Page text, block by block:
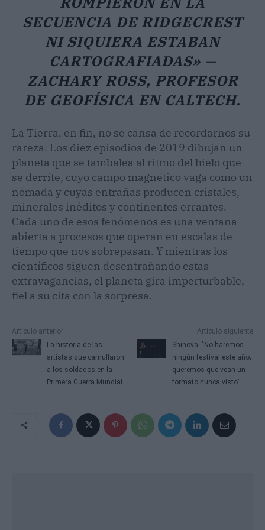
SECUENCIA DE RIDGECREST
NI SIQUIERA ESTABAN
CARTOGRAFIADAS» —
ZACHARY ROSS, PROFESOR
DE GEOFÍSICA EN CALTECH.
La Tierra, en fin, no se cansa de recordarnos su
rareza. Los diez episodios de 2019 dibujan un
planeta que se tambalea al ritmo del hielo que
se derrite, cuyo campo magnético vaga como un
nómada y cuyas entrañas producen cristales,
minerales inéditos y continentes errantes.
Cada uno de esos fenómenos es una ventana
abierta a procesos que operan en escalas de
tiempo que nos sobrepasan. Y mientras los
científicos siguen desentrañando estas
extravagancias, el planeta gira imperturbable,
fiel a su cita con la sorpresa.
Artículo anterior
La historia de las
artistas que camuflaron
a los soldados en la
Primera Guerra Mundial
Artículo siguiente
Shinova: "No haremos
ningún festival este año;
queremos que vean un
formato nunca visto"